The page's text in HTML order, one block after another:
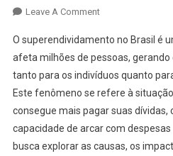
Leave A CommentOn
Impacto
Do
No
Brasil
O superendividamento no Brasil é
afeta milhões de pessoas,
tanto para os indivíduos quanto
Este fenômeno se refere à
consegue mais pagar suas
capacidade de arcar com
busca explorar as causas, os